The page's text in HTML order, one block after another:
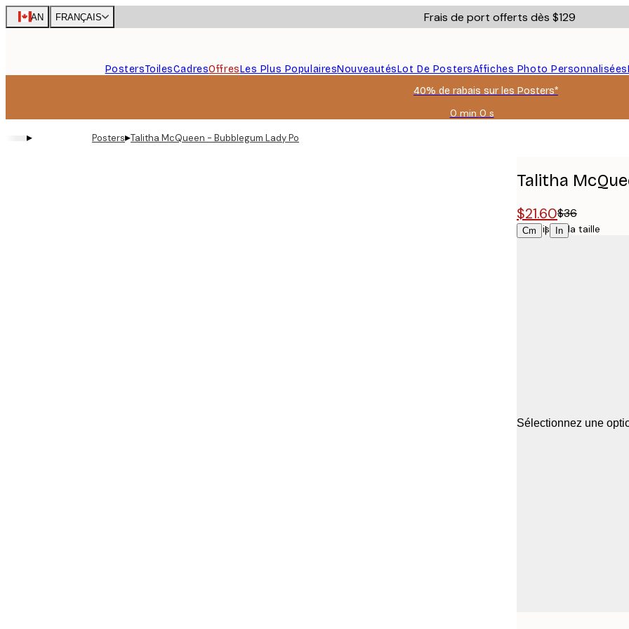
Skip
to
CAN FRANÇAIS Frais de port offerts dès $129
PostersToilesCadresOffresLes Plus PopulairesNouveautésLot De PostersAffiches Photo Personnalisées
40% de rabais sur les Posters*
0 min 0 s
Valable
▸ Posters▸Talitha McQueen - Bubblegum Lady Portrait Affiche
Talitha
$21.60$36
Cm | In
Choisissez la taille
Sélectionnez une